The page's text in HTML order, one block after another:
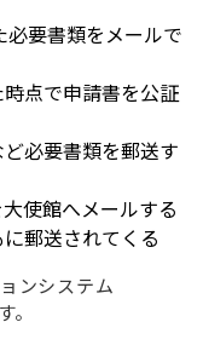
要書類をメールで
点で申請書を公証
必要書類を郵送す
使館へメールする
郵送されてくる
ンシステム
。